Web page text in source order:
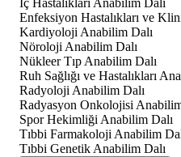
İç Hastalıkları Anabilim Dalı
Enfeksiyon Hastalıkları ve
Kardiyoloji Anabilim Dalı
Nöroloji Anabilim Dalı
Nükleer Tıp Anabilim Dalı
Ruh Sağlığı ve Hastalıkları
Radyoloji Anabilim Dalı
Radyasyon Onkolojisi
Spor Hekimliği Anabilim Dalı
Tıbbi Farmakoloji Anabilim
Tıbbi Genetik Anabilim Dalı